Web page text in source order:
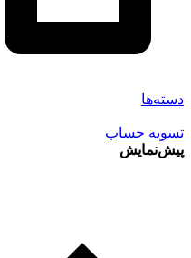
دسته‌ها
تسویه حساب
پیش‌نمایش